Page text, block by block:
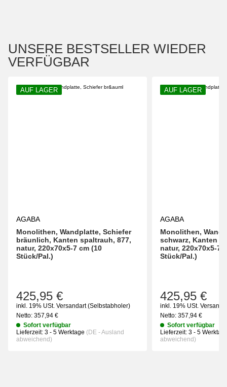
UNSERE BESTSELLER WIEDER
VERFÜGBAR
AUF LAGER
AGABA
Monolithen, Wandplatte, Schiefer
bräunlich, Kanten spaltrauh, 877,
natur, 220x70x5-7 cm (10
Stück/Pal.)
425,95 €
inkl. 19% USt. Versandart(Selbstabholer)
Netto: 357,94 €
Sofort verfügbar
Lieferzeit: 3 - 5 Werktage (DE - Ausland
abweichend)
AUF LAGER
AGABA
Monolithen,
schwarz, Kanten
natur, 220x70x5-7
Stück/Pal.)
425,95 €
inkl. 19% USt.
Netto: 357,94 €
Sofort verfügbar
Lieferzeit: 3 - 5
abweichend)